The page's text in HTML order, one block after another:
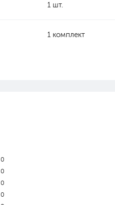
1 шт.
1 комплект
0
0
0
0